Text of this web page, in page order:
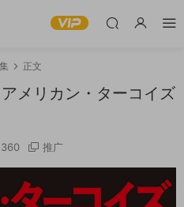
正文
メリカン・ターコイズ
360 推广